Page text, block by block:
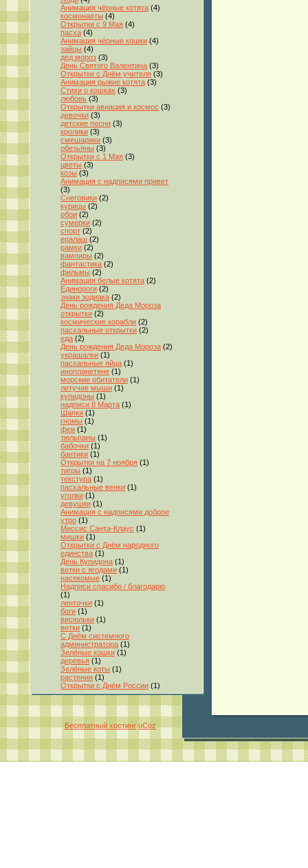
Анимация чёрные котята (4)
космонавты (4)
Открытки с 9 Мая (4)
пасха (4)
Анимация чёрные кошки (4)
зайцы (4)
дед мороз (3)
День Святого Валентина (3)
Открытки с Днём учителя (3)
Анимация рыжие котята (3)
Стихи о кошках (3)
любовь (3)
Открытки авиация и космос (3)
девочки (3)
детские песни (3)
кролики (3)
смешарики (3)
обезьяны (3)
Открытки с 1 Мая (3)
цветы (3)
козы (3)
Анимация с надписями привет
(3)
Снеговики (2)
курицы (2)
обои (2)
сумерки (2)
спорт (2)
ералаш (2)
рамки (2)
вампиры (2)
фантастика (2)
фильмы (2)
Анимация белые котята (2)
Единороги (2)
знаки зодиака (2)
День рождения Деда Мороза
открытки (2)
космические корабли (2)
пасхальные открытки (2)
еда (2)
День рождения Деда Мороза (2)
украшалки (1)
пасхальные яйца (1)
инопланетяне (1)
морские обитатели (1)
летучие мыши (1)
купидоны (1)
надписи 8 Марта (1)
Шапки (1)
гномы (1)
феи (1)
тюльпаны (1)
бабочки (1)
бантики (1)
Открытки на 7 ноября (1)
тигры (1)
текстура (1)
пасхальные венки (1)
уголки (1)
девушки (1)
Анимация с надписями доброе
утро (1)
Миссис Санта-Клаус (1)
мишки (1)
Открытки с Днём народного
единства (1)
День Купидона (1)
ветки с ягодами (1)
насекомые (1)
Надписи спасибо / благодарю
(1)
ленточки (1)
боги (1)
висюльки (1)
ветки (1)
С Днём системного
администратора (1)
Зелёные кошки (1)
деревья (1)
Зелёные коты (1)
растения (1)
Открытки с Днём России (1)
Бесплатный хостинг uCoz